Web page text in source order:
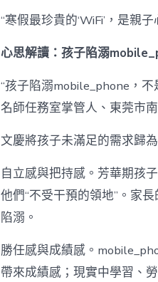
“寒假最珍貴的‘WiFi’，是親
心思解讀：孩子陷溺
“孩子陷溺mobile_phone，不
名師任務室掌管人、東莞市
文慶將孩子未滿足的需求歸為
自立感與把持感。芳華期孩
他們“不受干預的領地”。家
陷溺。
勝任感與成績感。
帶來成績感；現實中學習、